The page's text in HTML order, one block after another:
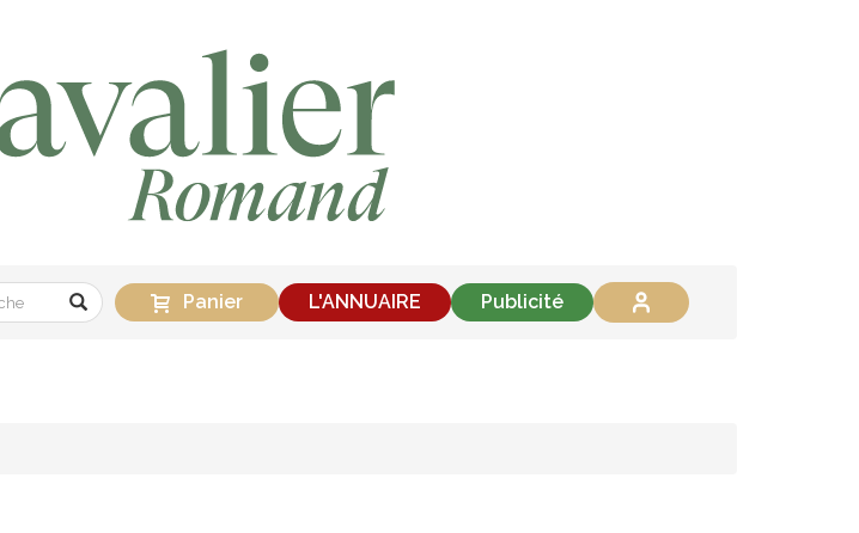
Panier L'ANNUAIRE Publicité